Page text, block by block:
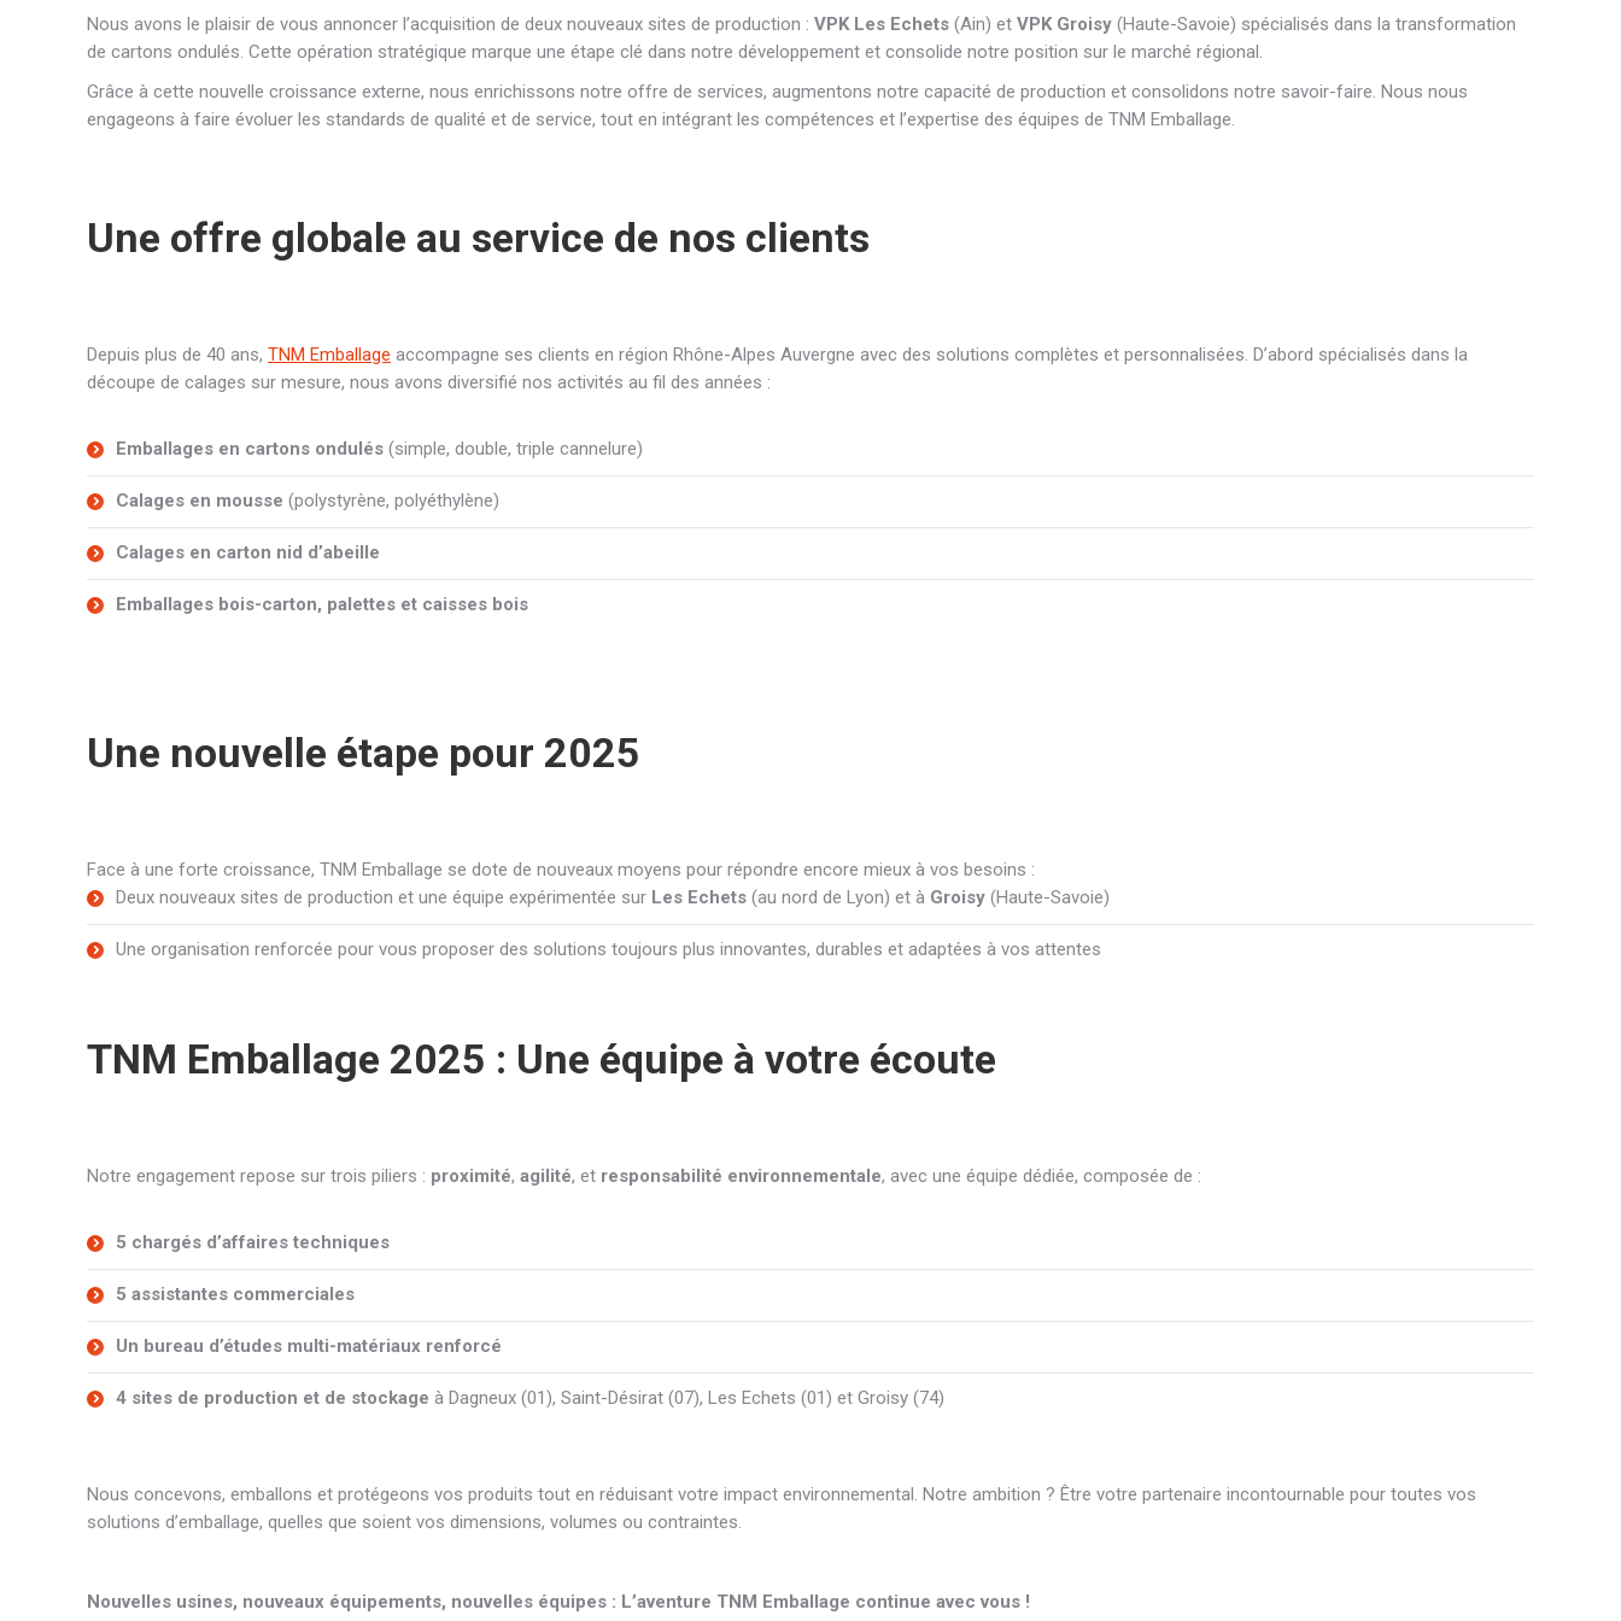
Nous avons le plaisir de vous annoncer l’acquisition de deux nouveaux sites de production : VPK Les Echets (Ain) et VPK Groisy (Haute-Savoie) spécialisés dans la transformation
de cartons ondulés. Cette opération stratégique marque une étape clé dans notre développement et consolide notre position sur le marché régional.
Grâce à cette nouvelle croissance externe, nous enrichissons notre offre de services, augmentons notre capacité de production et consolidons notre savoir-faire. Nous nous
engageons à faire évoluer les standards de qualité et de service, tout en intégrant les compétences et l’expertise des équipes de TNM Emballage.
Une offre globale au service de nos clients
Depuis plus de 40 ans, TNM Emballage accompagne ses clients en région Rhône-Alpes Auvergne avec des solutions complètes et personnalisées. D’abord spécialisés dans la
découpe de calages sur mesure, nous avons diversifié nos activités au fil des années :
Emballages en cartons ondulés (simple, double, triple cannelure)
Calages en mousse (polystyrène, polyéthylène)
Calages en carton nid d’abeille
Emballages bois-carton, palettes et caisses bois
Une nouvelle étape pour 2025
Face à une forte croissance, TNM Emballage se dote de nouveaux moyens pour répondre encore mieux à vos besoins :
Deux nouveaux sites de production et une équipe expérimentée sur Les Echets (au nord de Lyon) et à Groisy (Haute-Savoie)
Une organisation renforcée pour vous proposer des solutions toujours plus innovantes, durables et adaptées à vos attentes
TNM Emballage 2025 : Une équipe à votre écoute
Notre engagement repose sur trois piliers : proximité, agilité, et responsabilité environnementale, avec une équipe dédiée, composée de :
5 chargés d’affaires techniques
5 assistantes commerciales
Un bureau d’études multi-matériaux renforcé
4 sites de production et de stockage à Dagneux (01), Saint-Désirat (07), Les Echets (01) et Groisy (74)
Nous concevons, emballons et protégeons vos produits tout en réduisant votre impact environnemental. Notre ambition ? Être votre partenaire incontournable pour toutes vos
solutions d’emballage, quelles que soient vos dimensions, volumes ou contraintes.
Nouvelles usines, nouveaux équipements, nouvelles équipes : L’aventure TNM Emballage continue avec vous !